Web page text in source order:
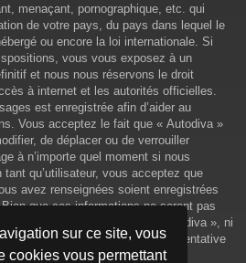
sur ce site, vous
cookies vous permettant
menaçant, pornographique, etc. qui
de votre pays, du pays dans lequel le
ou encore la loi internationale. Si
vous vous exposez à un
et nous nous réservons le droit
à internet et les autorités officielles.
est enregistrée afin d’aider au
Vous acceptez le fait que « Autodiva »
de déplacer ou de verrouiller
à n’importe quel moment si nous
qu’utilisateur, vous acceptez que
avez renseignées soient enregistrées
que ces informations ne seront pas
votre consentement, ni « Autodiva », ni
comme responsables en cas de tentative
à compromettre vos données.